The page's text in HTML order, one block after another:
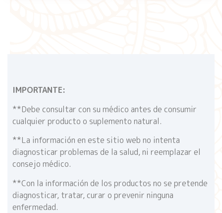
IMPORTANTE:
**Debe consultar con su médico antes de consumir
cualquier producto o suplemento natural.
**La información en este sitio web no intenta
diagnosticar problemas de la salud, ni reemplazar el
consejo médico.
**Con la información de los productos no se pretende
diagnosticar, tratar, curar o prevenir ninguna
enfermedad.